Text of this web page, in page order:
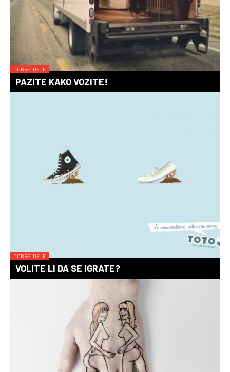
DOBRE IDEJE
PAZITE KAKO VOZITE!
DOBRE IDEJE
VOLITE LI DA SE IGRATE?